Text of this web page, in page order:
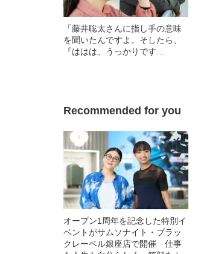
「藤井聡太さんに指し手の意味
を聞いたんですよ。そしたら、
『ははは、うっかりです
Recommended for you
オープン1周年を記念した特別イ
ベントがサムソナイト・ブラッ
クレーベル銀座店で開催 仕事